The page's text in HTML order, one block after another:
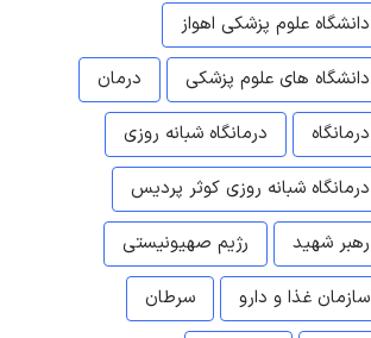
دانشگاه علوم پزشکی اهواز
دانشگاه های علوم پزشکی
درمان
درمانگاه
درمانگاه شبانه روزی
درمانگاه شبانه روزی کوثر پردیس
رهبر شهید
رژیم صهیونیستی
سازمان غذا و دارو
سرطان